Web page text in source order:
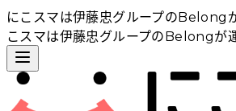
にこスマは伊藤忠グループのBelong
こスマは伊藤忠グループのBelongが